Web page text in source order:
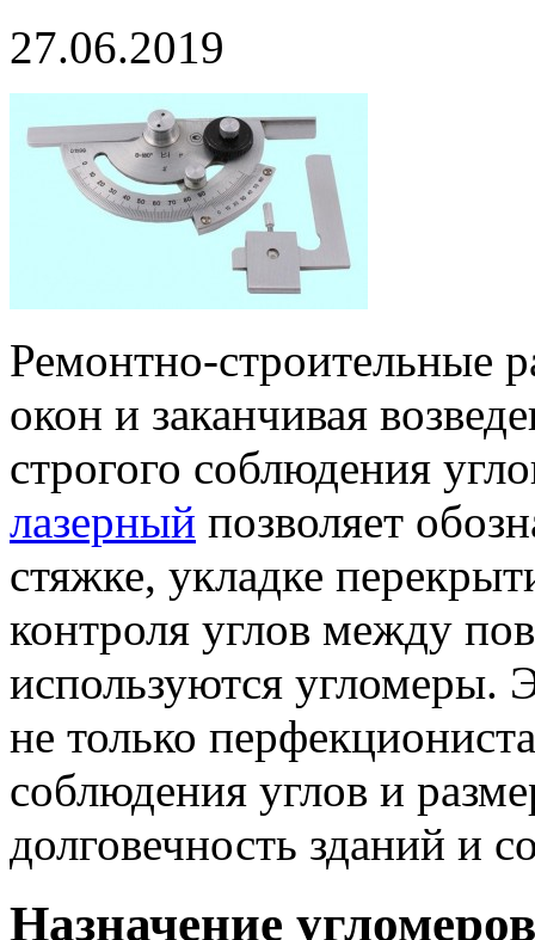
27.06.2019
Ремонтно-строительные
окон и заканчивая
строгого соблюдения
лазерный позволяет
стяжке, укладке
контроля углов между
используются
не только
соблюдения углов и
долговечность зданий и
Назначение угломеров